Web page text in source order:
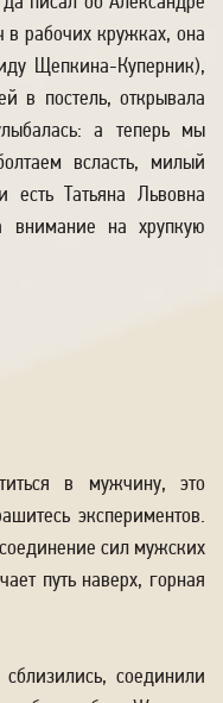
в рабочих кружках, она
Щепкина-Куперник),
в постель, открывала
а теперь мы
всласть, милый
Татьяна Львовна
внимание на хрупкую
в мужчину, это
экспериментов.
сил мужских
путь наверх, горная
соединили